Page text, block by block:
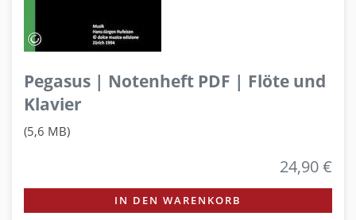
Pegasus | Notenheft PDF | Flöte und
Klavier
(5,6 MB)
24,90 €
IN DEN WARENKORB